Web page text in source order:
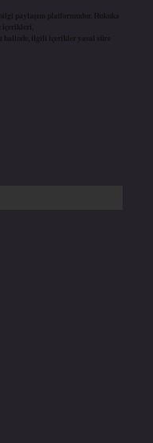
paylaşım platformudur. Hukuka
içerikleri,
halinde, ilgili içerikler yasal süre